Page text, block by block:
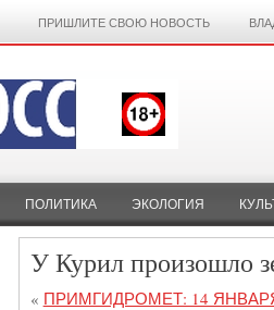
ПРИШЛИТЕ СВОЮ НОВОСТЬ
ПОЛИТИКА ЭКОЛОГИЯ
У Курил произошло
« ПРИМГИДРОМЕТ: 14